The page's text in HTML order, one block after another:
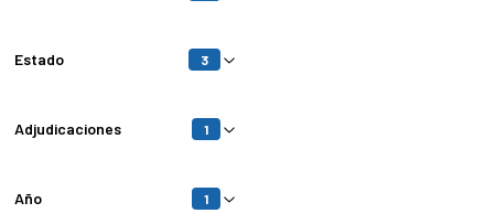
Estado 3
Adjudicaciones 1
Año 1